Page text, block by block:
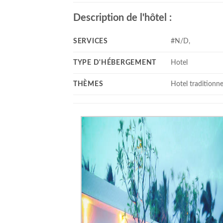
Description de l'hôtel :
SERVICES #N/D,
TYPE D'HÉBERGEMENT Hotel
THÈMES Hotel